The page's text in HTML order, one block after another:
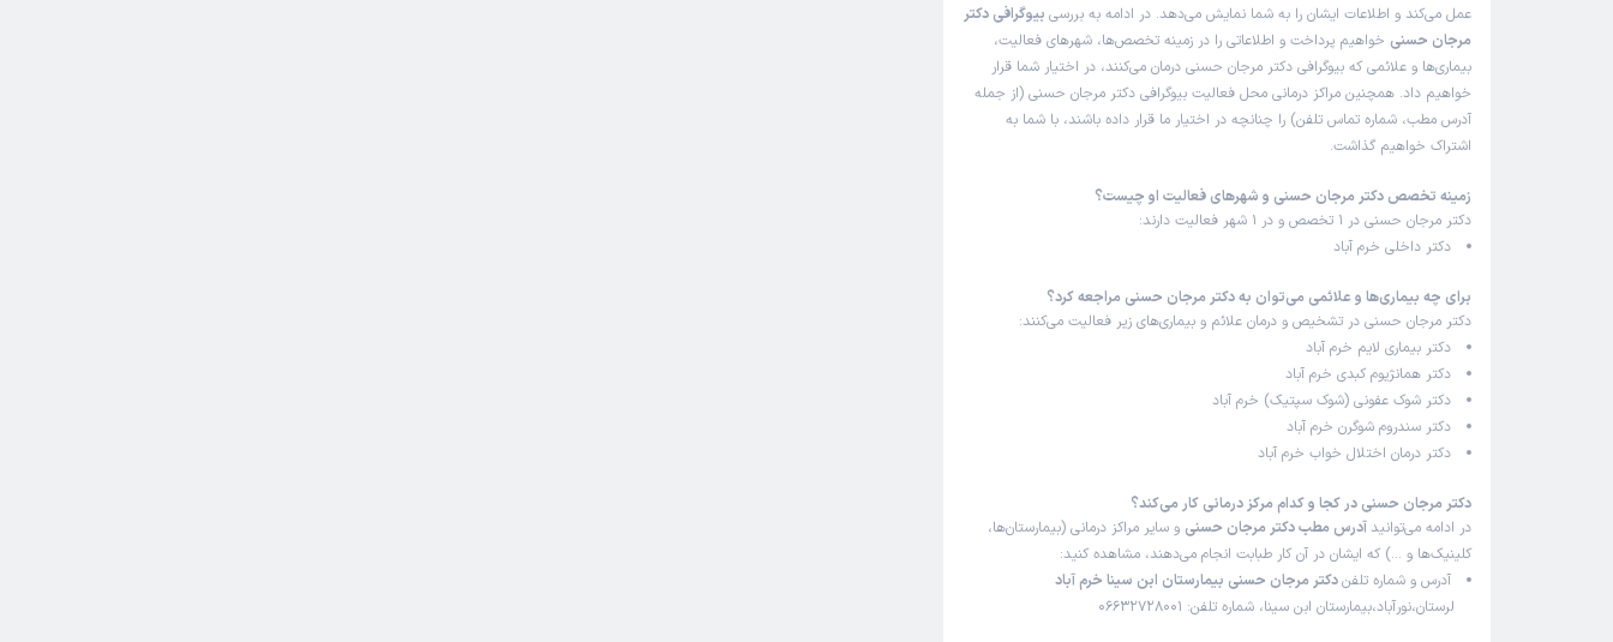
عمل می‌کند و اطلاعات ایشان را به شما نمایش می‌دهد. در ادامه به بررسی بیوگرافی دکتر
مرجان حسنی خواهیم پرداخت و اطلاعاتی را در زمینه تخصص‌ها، شهرهای فعالیت،
بیماری‌ها و علائمی که بیوگرافی دکتر مرجان حسنی درمان می‌کنند، در اختیار شما قرار
خواهیم داد. همچنین مراکز درمانی محل فعالیت بیوگرافی دکتر مرجان حسنی (از جمله
آدرس مطب، شماره تماس تلفن) را چنانچه در اختیار ما قرار داده باشند، با شما به
اشتراک خواهیم گذاشت.
زمینه تخصص دکتر مرجان حسنی و شهرهای فعالیت او چیست؟
دکتر مرجان حسنی در 1 تخصص و در 1 شهر فعالیت دارند:
دکتر داخلی خرم آباد
برای چه بیماری‌ها و علائمی می‌توان به دکتر مرجان حسنی مراجعه کرد؟
دکتر مرجان حسنی در تشخیص و درمان علائم و بیماری‌های زیر فعالیت می‌کنند:
دکتر بیماری لایم خرم آباد
دکتر همانژیوم کبدی خرم آباد
دکتر شوک عفونی (شوک سپتیک) خرم آباد
دکتر سندروم شوگرن خرم آباد
دکتر درمان اختلال خواب خرم آباد
دکتر مرجان حسنی در کجا و کدام مرکز درمانی کار می‌کند؟
در ادامه می‌توانید آدرس مطب دکتر مرجان حسنی و سایر مراکز درمانی (بیمارستان‌ها،
کلینیک‌ها و …) که ایشان در آن کار طبابت انجام می‌دهند، مشاهده کنید:
آدرس و شماره تلفندکتر مرجان حسنی بیمارستان ابن سینا خرم آباد
لرستان،نورآباد،بیمارستان ابن سینا، شماره تلفن: 06632728001